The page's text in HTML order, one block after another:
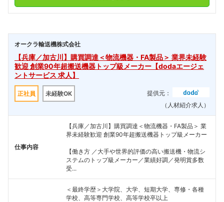
オークラ輸送機株式会社
【兵庫／加古川】購買調達＜物流機器・FA製品＞ 業界未経験
歓迎 創業90年超搬送機器トップ級メーカー【dodaエージェ
ントサービス 求人】
正社員 未経験OK
提供元：
（人材紹介求人）
仕事内容
【兵庫／加古川】購買調達＜物流機器・FA製品＞ 業
界未経験歓迎 創業90年超搬送機器トップ級メーカー
【働き方 ／大手や世界的評価の高い搬送機・物流シ
ステムのトップ級メーカー／業績好調／発明賞多数
受...
＜最終学歴＞大学院、大学、短期大学、専修・各種
学校、高等専門学校、高等学校卒以上